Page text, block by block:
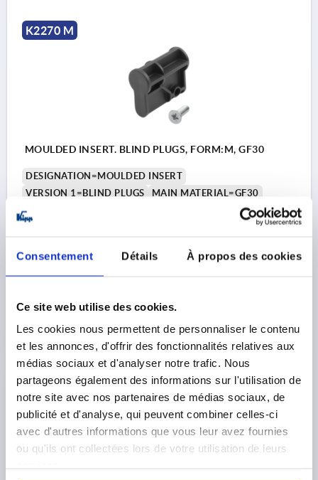
Consentement Détails À propos des cookies
Ce site web utilise des cookies.
Les cookies nous permettent de personnaliser le contenu
et les annonces, d'offrir des fonctionnalités relatives aux
médias sociaux et d'analyser notre trafic. Nous
partageons également des informations sur l'utilisation de
notre site avec nos partenaires de médias sociaux, de
publicité et d'analyse, qui peuvent combiner celles-ci
avec d'autres informations que vous leur avez fournies
ou qu'ils ont collectées lors de votre utilisation de leurs
K2270 M
MOULDED INSERT. BLIND PLUGS, FORM:M, GF30
DESIGNATION=MOULDED INSERT
VERSION 1=BLIND PLUGS
MAIN MATERIAL=GF30
FORM=M
D1=5,5
plus shipping costs
PRODUCT DETAILS
CAD
DOWNLOADS